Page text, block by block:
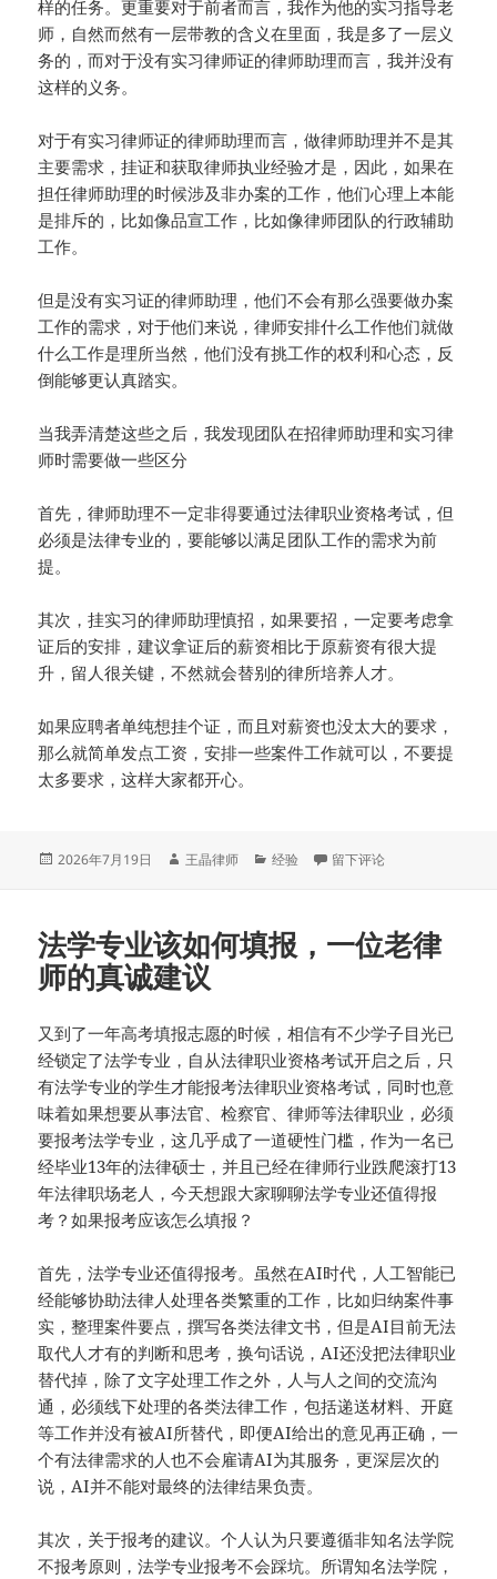
样的任务。更重要对于前者而言，我作为他的实习指导老
师，自然而然有一层带教的含义在里面，我是多了一层义
务的，而对于没有实习律师证的律师助理而言，我并没有
这样的义务。
对于有实习律师证的律师助理而言，做律师助理并不是其
主要需求，挂证和获取律师执业经验才是，因此，如果在
担任律师助理的时候涉及非办案的工作，他们心理上本能
是排斥的，比如像品宣工作，比如像律师团队的行政辅助
工作。
但是没有实习证的律师助理，他们不会有那么强要做办案
工作的需求，对于他们来说，律师安排什么工作他们就做
什么工作是理所当然，他们没有挑工作的权利和心态，反
倒能够更认真踏实。
当我弄清楚这些之后，我发现团队在招律师助理和实习律
师时需要做一些区分
首先，律师助理不一定非得要通过法律职业资格考试，但
必须是法律专业的，要能够以满足团队工作的需求为前
提。
其次，挂实习的律师助理慎招，如果要招，一定要考虑拿
证后的安排，建议拿证后的薪资相比于原薪资有很大提
升，留人很关键，不然就会替别的律所培养人才。
如果应聘者单纯想挂个证，而且对薪资也没太大的要求，
那么就简单发点工资，安排一些案件工作就可以，不要提
太多要求，这样大家都开心。
发
2026年7月19日
作
王晶律师
分
经验 于在我们团队律师助理和
留下评论
法学专业该如何填报，一位老律
师的真诚建议
又到了一年高考填报志愿的时候，相信有不少学子目光已
经锁定了法学专业，自从法律职业资格考试开启之后，只
有法学专业的学生才能报考法律职业资格考试，同时也意
味着如果想要从事法官、检察官、律师等法律职业，必须
要报考法学专业，这几乎成了一道硬性门槛，作为一名已
经毕业13年的法律硕士，并且已经在律师行业跌爬滚打13
年法律职场老人，今天想跟大家聊聊法学专业还值得报
考？如果报考应该怎么填报？
首先，法学专业还值得报考。虽然在AI时代，人工智能已
经能够协助法律人处理各类繁重的工作，比如归纳案件事
实，整理案件要点，撰写各类法律文书，但是AI目前无法
取代人才有的判断和思考，换句话说，AI还没把法律职业
替代掉，除了文字处理工作之外，人与人之间的交流沟
通，必须线下处理的各类法律工作，包括递送材料、开庭
等工作并没有被AI所替代，即便AI给出的意见再正确，一
个有法律需求的人也不会雇请AI为其服务，更深层次的
说，AI并不能对最终的法律结果负责。
其次，关于报考的建议。个人认为只要遵循非知名法学院
不报考原则，法学专业报考不会踩坑。所谓知名法学院，